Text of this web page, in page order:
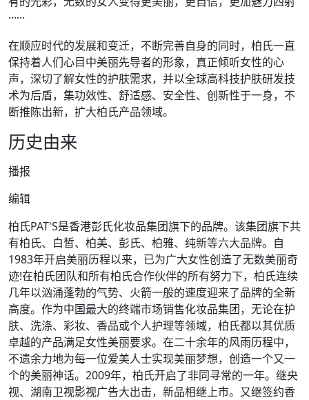
······
在顺应时代的发展和变迁，不断完善自身的同时，柏氏一直
保持着人们心目中美丽先导者的形象，真正倾听女性的心
声，深切了解女性的护肤需求，并以全球高科技护肤研发技
术为后盾，集功效性、舒适感、安全性、创新性于一身，不
断推陈出新，扩大柏氏产品领域。
历史由来
播报
编辑
柏氏PAT'S是香港彭氏化妆品集团旗下的品牌。该集团旗下共
有柏氏、白皙、柏美、彭氏、柏雅、纯新等六大品牌。自
1983年开启美丽历程以来，已为广大女性创造了无数美丽奇
迹!在柏氏团队和所有柏氏合作伙伴的所有努力下，柏氏连续
几年以汹涌蓬勃的气势、火箭一般的速度迎来了品牌的全新
高度。作为中国最大的终端市场销售化妆品集团，无论在护
肤、洗涤、彩妆、香品或个人护理等领域，柏氏都以其优质
卓越的产品满足女性美丽要求。在二十余年的风雨历程中，
不遗余力地为每一位爱美人士实现美丽梦想，创造一个又一
个的美丽神话。2009年，柏氏开启了非同寻常的一年。继央
视、湖南卫视影视广告大出击，新品相继上市。又继签约香